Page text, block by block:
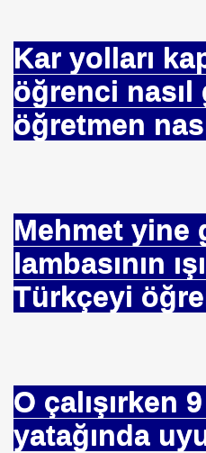
Kar yolları
öğrenci nasıl
öğretmen
Mehmet yine
lambasının
Türkçeyi
O çalışırken
yatağında
REKORU ww Çok Satmış !!!
TURAN Ziyareti